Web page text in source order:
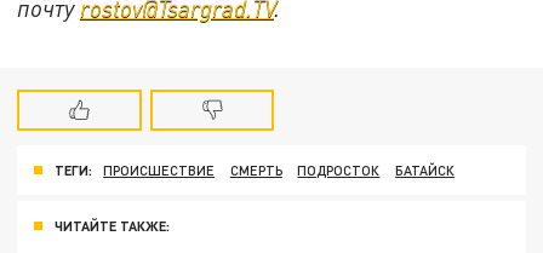
почту rostov@Tsargrad.ТV.
ТЕГИ: ПРОИСШЕСТВИЕ СМЕРТЬ ПОДРОСТОК БАТАЙСК
ЧИТАЙТЕ ТАКЖЕ: